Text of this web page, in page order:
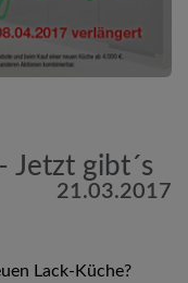
Jetzt gibt´s
21.03.2017
Lack-Küche?